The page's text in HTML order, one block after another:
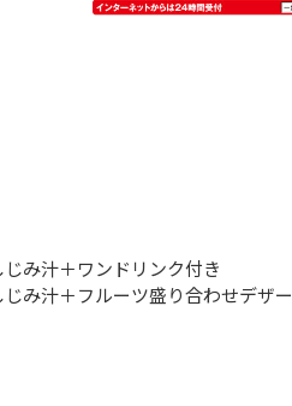
み汁＋ワンドリンク付き
み汁＋フルーツ盛り合わせデザ